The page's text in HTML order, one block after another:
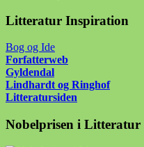
Litteratur Inspiration
Bog og Ide
Forfatterweb
Gyldendal
Lindhardt og Ringhof
Litteratursiden
Nobelprisen i Litteratur